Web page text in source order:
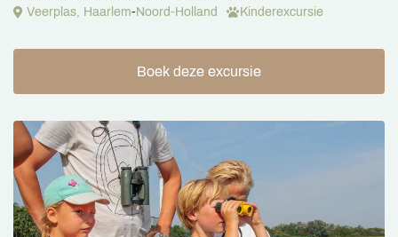
Veerplas, Haarlem-Noord-Holland Kinderexcursie
Boek deze excursie